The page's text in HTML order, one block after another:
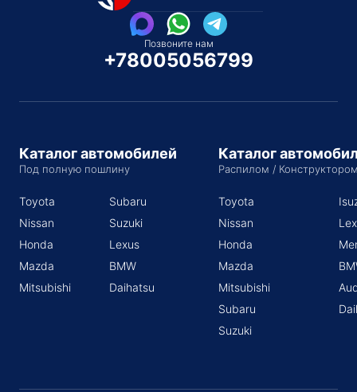
Позвоните нам
+78005056799
Каталог автомобилей
Под полную пошлину
Toyota
Nissan
Honda
Mazda
Mitsubishi
Subaru
Suzuki
Lexus
BMW
Daihatsu
Каталог
Распилом /
Toyota
Nissan
Honda
Mazda
Mitsubishi
Subaru
Suzuki